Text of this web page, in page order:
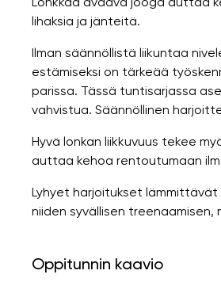
lihaksia ja jänteitä.
Ilman säännöllistä liikuntaa
estämiseksi on tärkeää
parissa. Tässä tuntisarjassa
vahvistua. Säännöllinen
Hyvä lonkan liikkuvuus tekee
auttaa kehoa rentoutumaan
Lyhyet harjoitukset
niiden syvällisen
Oppitunnin kaavio